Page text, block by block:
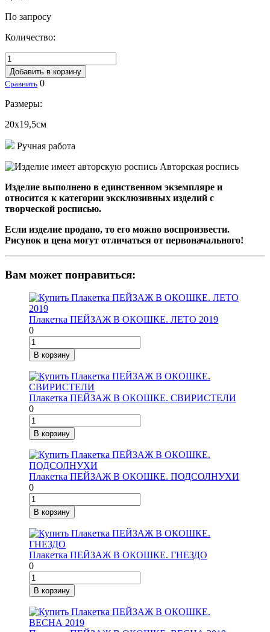
По запросу
Количество:
Добавить в корзину
Сравнить 0
Размеры:
20х19,5см
Ручная работа
Авторская роспись
Изделие выполнено в единственном экземпляре и
относится к категории эксклюзивных изделий с
творческой росписью.
Если изделие продано, то его можно воспроизвести.
Рисунок и цена могут отличаться от первоначального!
Вам может понравиться:
Плакетка ПЕЙЗАЖ В ОКОШКЕ. ЛЕТО 2019
0
В корзину
Плакетка ПЕЙЗАЖ В ОКОШКЕ. СВИРИСТЕЛИ
0
В корзину
Плакетка ПЕЙЗАЖ В ОКОШКЕ. ПОДСОЛНУХИ
0
В корзину
Плакетка ПЕЙЗАЖ В ОКОШКЕ. ГНЕЗДО
0
В корзину